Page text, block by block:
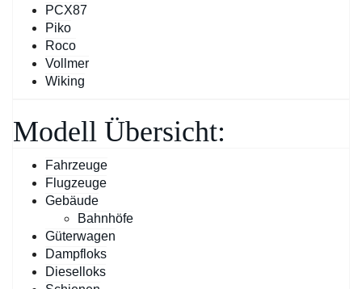
PCX87
Piko
Roco
Vollmer
Wiking
Modell Übersicht:
Fahrzeuge
Flugzeuge
Gebäude
Bahnhöfe
Güterwagen
Dampfloks
Dieselloks